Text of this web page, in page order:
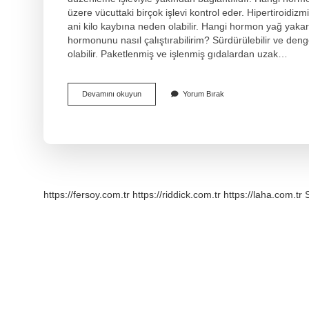
üzere vücuttaki birçok işlevi kontrol eder.
ani kilo kaybına neden olabilir. Hangi hormon yağ
hormonunu nasıl çalıştırabilirim? Sürdürülebilir ve
olabilir. Paketlenmiş ve işlenmiş gıdalardan uzak…
Devamını okuyunZayıflamak
Için
Yorum Bırak
https://fersoy.com.tr https://riddick.com.tr https://laha.com.tr